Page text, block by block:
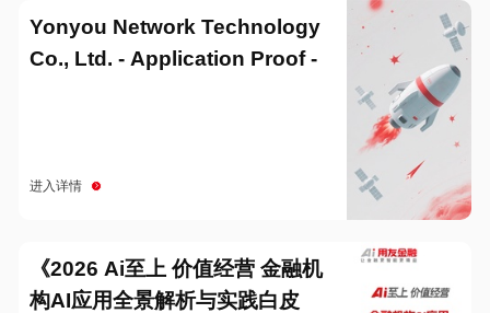
Yonyou Network Technology
Co., Ltd. - Application Proof -
进入详情
《2026 Ai至上 价值经营 金融机
构AI应用全景解析与实践白皮